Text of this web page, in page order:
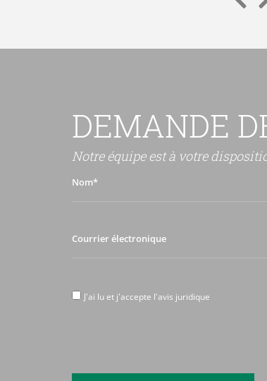
DEMANDE
Notre équipe est à votre
Nom*
Courrier
J'ai J'ai lu et j'accepte l'avis juridique